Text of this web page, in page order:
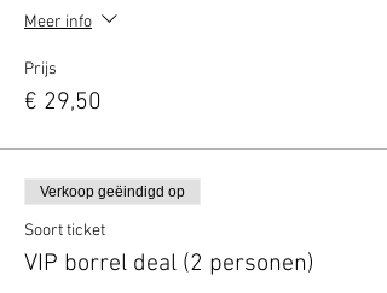
Meer info
Prijs
€ 29,50
Verkoop geëindigd op
Soort ticket
VIP borrel deal (2 personen)